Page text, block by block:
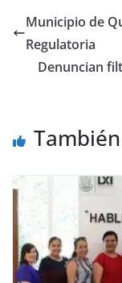
e
b
o
er
Municipio de
Regulatoria
Denuncian